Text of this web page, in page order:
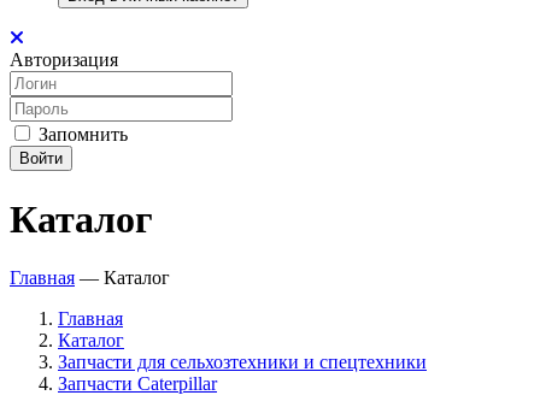
Авторизация
Запомнить
Войти
Каталог
Главная — Каталог
Главная
Каталог
Запчасти для сельхозтехники и спецтехники
Запчасти Caterpillar